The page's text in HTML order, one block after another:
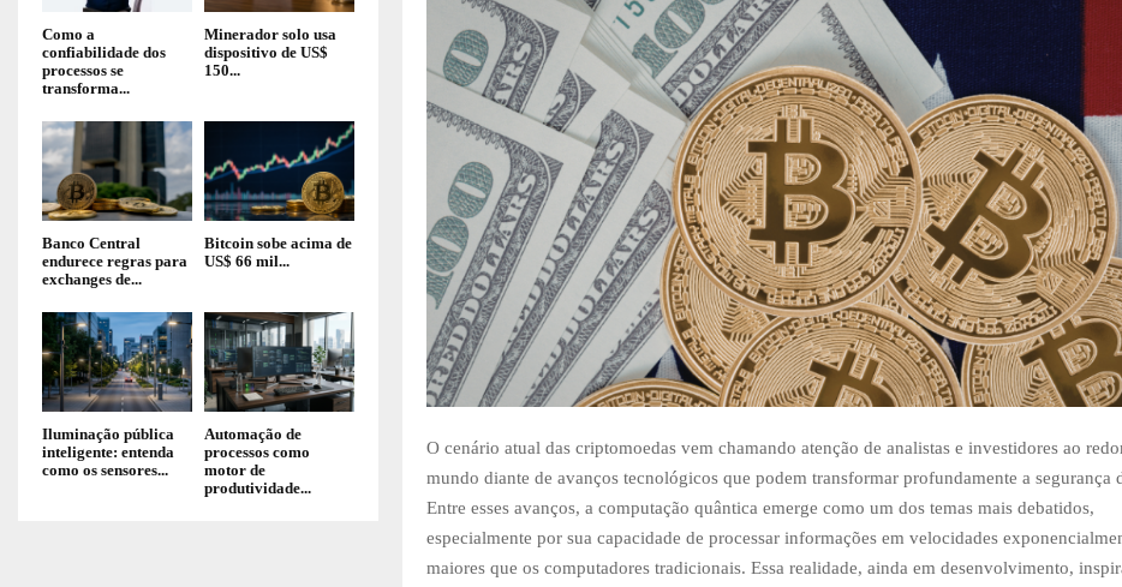
O cenário atual das criptomoedas vem chamando atenção de analistas e investidores ao
mundo diante de avanços tecnológicos que podem transformar profundamente a segurança
Entre esses avanços, a computação quântica emerge como um dos temas mais debatidos,
especialmente por sua capacidade de processar informações em velocidades
maiores que os computadores tradicionais. Essa realidade, ainda em desenvolvimento,
Como a
confiabilidade dos
processos se
transforma...
Minerador solo usa
dispositivo de US$
150...
Banco Central
endurece regras para
exchanges de...
Bitcoin sobe acima de
US$ 66 mil...
Iluminação pública
inteligente: entenda
como os sensores...
Automação de
processos como
motor de
produtividade...